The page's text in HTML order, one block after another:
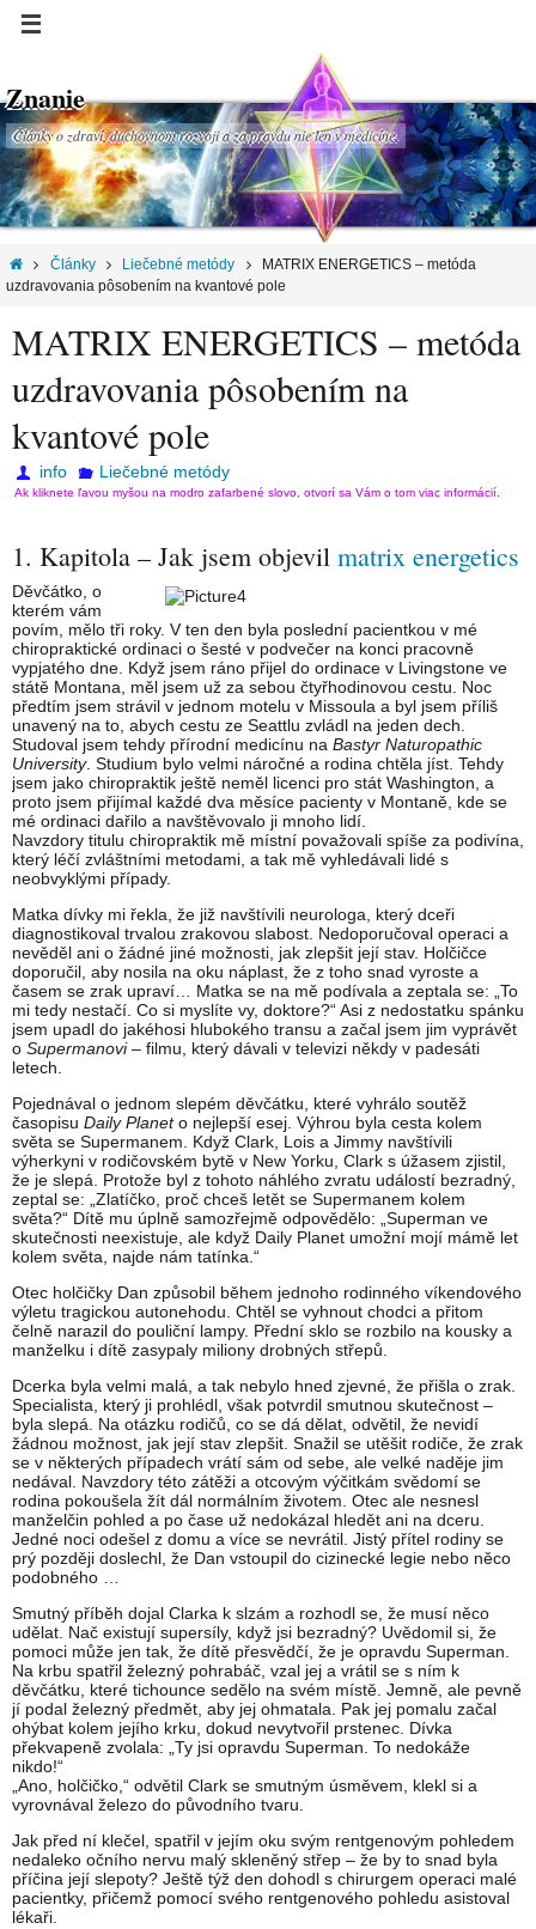
Znanie
Články o zdraví, duchovnom rozvoji a za pravdu nie len v medicíne.
Články Liečebné metódy
MATRIX ENERGETICS – metóda
uzdravovania pôsobením na kvantové pole
MATRIX ENERGETICS – metóda
uzdravovania pôsobením na
kvantové pole
info Liečebné metódy
Ak kliknete ľavou myšou na modro zafarbené slovo, otvorí sa Vám o tom viac informácií.
1. Kapitola – Jak jsem objevil matrix energetics
Děvčátko, o
kterém vám
povím, mělo tři roky. V ten den byla poslední pacientkou v mé
chiropraktické ordinaci o šesté v podvečer na konci pracovně
vypjatého dne. Když jsem ráno přijel do ordinace v Livingstone ve
státě Montana, měl jsem už za sebou čtyřhodinovou cestu. Noc
předtím jsem strávil v jednom motelu v Missoula a byl jsem příliš
unavený na to, abych cestu ze Seattlu zvládl na jeden dech.
Studoval jsem tehdy přírodní medicínu na Bastyr Naturopathic
University. Studium bylo velmi náročné a rodina chtěla jíst. Tehdy
jsem jako chiropraktik ještě neměl licenci pro stát Washington, a
proto jsem přijímal každé dva měsíce pacienty v Montaně, kde se
mé ordinaci dařilo a navštěvovalo ji mnoho lidí.
Navzdory titulu chiropraktik mě místní považovali spíše za podivína,
který léčí zvláštními metodami, a tak mě vyhledávali lidé s
neobvyklými případy.
Matka dívky mi řekla, že již navštívili neurologa, který dceři
diagnostikoval trvalou zrakovou slabost. Nedoporučoval operaci a
nevěděl ani o žádné jiné možnosti, jak zlepšit její stav. Holčičce
doporučil, aby nosila na oku náplast, že z toho snad vyroste a
časem se zrak upraví… Matka se na mě podívala a zeptala se: „To
mi tedy nestačí. Co si myslíte vy, doktore?“ Asi z nedostatku spánku
jsem upadl do jakéhosi hlubokého transu a začal jsem jim vyprávět
o Supermanovi– filmu, který dávali v televizi někdy v padesáti
letech.
Pojednával o jednom slepém děvčátku, které vyhrálo soutěž
časopisu Daily Planeto nejlepší esej. Výhrou byla cesta kolem
světa se Supermanem. Když Clark, Lois a Jimmy navštívili
výherkyni v rodičovském bytě v New Yorku, Clark s úžasem zjistil,
že je slepá. Protože byl z tohoto náhlého zvratu událostí bezradný,
zeptal se: „Zlatíčko, proč chceš letět se Supermanem kolem
světa?“ Dítě mu úplně samozřejmě odpovědělo: „Superman ve
skutečnosti neexistuje, ale když Daily Planet umožní mojí mámě let
kolem světa, najde nám tatínka.“
Otec holčičky Dan způsobil během jednoho rodinného víkendového
výletu tragickou autonehodu. Chtěl se vyhnout chodci a přitom
čelně narazil do pouliční lampy. Přední sklo se rozbilo na kousky a
manželku i dítě zasypaly miliony drobných střepů.
Dcerka byla velmi malá, a tak nebylo hned zjevné, že přišla o zrak.
Specialista, který ji prohlédl, však potvrdil smutnou skutečnost –
byla slepá. Na otázku rodičů, co se dá dělat, odvětil, že nevidí
žádnou možnost, jak její stav zlepšit. Snažil se utěšit rodiče, že zrak
se v některých případech vrátí sám od sebe, ale velké naděje jim
nedával. Navzdory této zátěži a otcovým výčitkám svědomí se
rodina pokoušela žít dál normálním životem. Otec ale nesnesl
manželčin pohled a po čase už nedokázal hledět ani na dceru.
Jedné noci odešel z domu a více se nevrátil. Jistý přítel rodiny se
prý později doslechl, že Dan vstoupil do cizinecké legie nebo něco
podobného …
Smutný příběh dojal Clarka k slzám a rozhodl se, že musí něco
udělat. Nač existují supersíly, když jsi bezradný? Uvědomil si, že
pomoci může jen tak, že dítě přesvědčí, že je opravdu Superman.
Na krbu spatřil železný pohrabáč, vzal jej a vrátil se s ním k
děvčátku, které tichounce sedělo na svém místě. Jemně, ale pevně
jí podal železný předmět, aby jej ohmatala. Pak jej pomalu začal
ohýbat kolem jejího krku, dokud nevytvořil prstenec. Dívka
překvapeně zvolala: „Ty jsi opravdu Superman. To nedokáže
nikdo!“
„Ano, holčičko,“ odvětil Clark se smutným úsměvem, klekl si a
vyrovnával železo do původního tvaru.
Jak před ní klečel, spatřil v jejím oku svým rentgenovým pohledem
nedaleko očního nervu malý skleněný střep – že by to snad byla
příčina její slepoty? Ještě týž den dohodl s chirurgem operaci malé
pacientky, přičemž pomocí svého rentgenového pohledu asistoval
lékaři.